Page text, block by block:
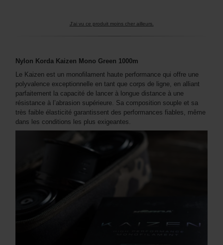
J'ai vu ce produit moins cher ailleurs.
Nylon Korda Kaizen Mono Green 1000m
Le Kaizen est un monofilament haute performance qui offre une
polyvalence exceptionnelle en tant que corps de ligne, en alliant
parfaitement la capacité de lancer à longue distance à une
résistance à l’abrasion supérieure. Sa composition souple et sa
très faible élasticité garantissent des performances fiables, même
dans les conditions les plus exigeantes.